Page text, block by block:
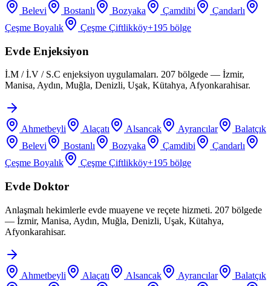
Belevi
Bostanlı Bozyaka Çamdibi
Çandarlı
Çeşme Boyalık
Çeşme Çiftlikköy+195 bölge
Evde Enjeksiyon
İ.M / İ.V / S.C enjeksiyon uygulamaları. 207 bölgede — İzmir,
Manisa, Aydın, Muğla, Denizli, Uşak, Kütahya, Afyonkarahisar.
Ahmetbeyli Alaçatı Alsancak Ayrancılar
Balatçık
Belevi
Bostanlı Bozyaka Çamdibi
Çandarlı
Çeşme Boyalık
Çeşme Çiftlikköy+195 bölge
Evde Doktor
Anlaşmalı hekimlerle evde muayene ve reçete hizmeti. 207 bölgede
— İzmir, Manisa, Aydın, Muğla, Denizli, Uşak, Kütahya,
Afyonkarahisar.
Ahmetbeyli Alaçatı Alsancak Ayrancılar
Balatçık